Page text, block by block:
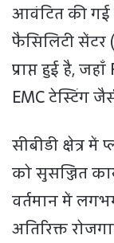
आवंटित की गई
फैसिलिटी सेंटर
प्राप्त हुई है,
EMC टेस्टिंग
सीबीडी क्षेत्र
को सुसज्जित
वर्तमान में
अतिरिक्त